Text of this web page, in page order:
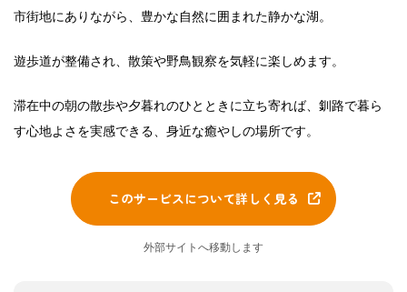
市街地にありながら、豊かな自然に囲まれた静かな湖。
遊歩道が整備され、散策や野鳥観察を気軽に楽しめます。
滞在中の朝の散歩や夕暮れのひとときに立ち寄れば、釧路で暮ら
す心地よさを実感できる、身近な癒やしの場所です。
このサービスについて詳しく見る
外部サイトへ移動します